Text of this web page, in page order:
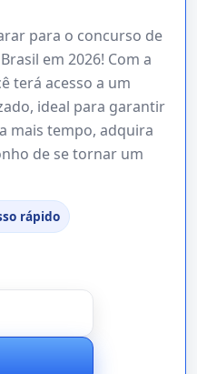
para o concurso de
em 2026! Com a
terá acesso a um
ideal para garantir
mais tempo, adquira
de se tornar um
rápido